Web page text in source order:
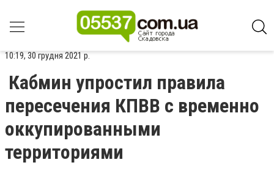
10:19, 30 грудня 2021 р.
Кабмин упростил правила
пересечения КПВВ с временно
оккупированными
территориями